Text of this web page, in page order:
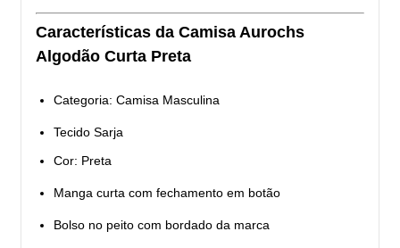
Características da Camisa Aurochs
Algodão Curta Preta
Categoria: Camisa Masculina
Tecido Sarja
Cor: Preta
Manga curta com fechamento em botão
Bolso no peito com bordado da marca